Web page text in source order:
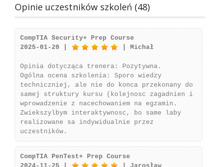
Opinie uczestników szkoleń (48)
CompTIA Security+ Prep Course
2025-01-20 |
| Michał
Opinia dotycząca trenera: Pozytywna.
Ogólna ocena szkolenia: Sporo wiedzy
techniczniej, ale nie do konca przekonany do
samej struktury kursu (kolejnosc zagadnien i
wprowadzenie z nacechowaniem na egzamin.
Zwiekszylbym interaktywnosc, bo same laby
realizowane sa indywidualnie przez
uczestników.
CompTIA PenTest+ Prep Course